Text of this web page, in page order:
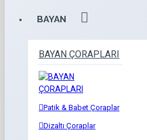
BAYAN
BAYAN ÇORAPLARI
Patik & Babet Çoraplar
Dizaltı Çoraplar